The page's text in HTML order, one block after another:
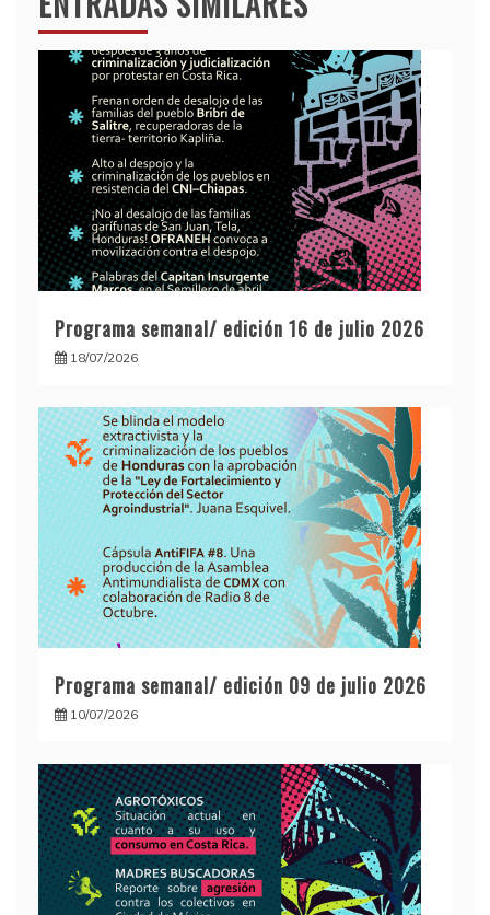
Programa semanal/ edición 16 de julio 2026
18/07/2026
Programa semanal/ edición 09 de julio 2026
10/07/2026